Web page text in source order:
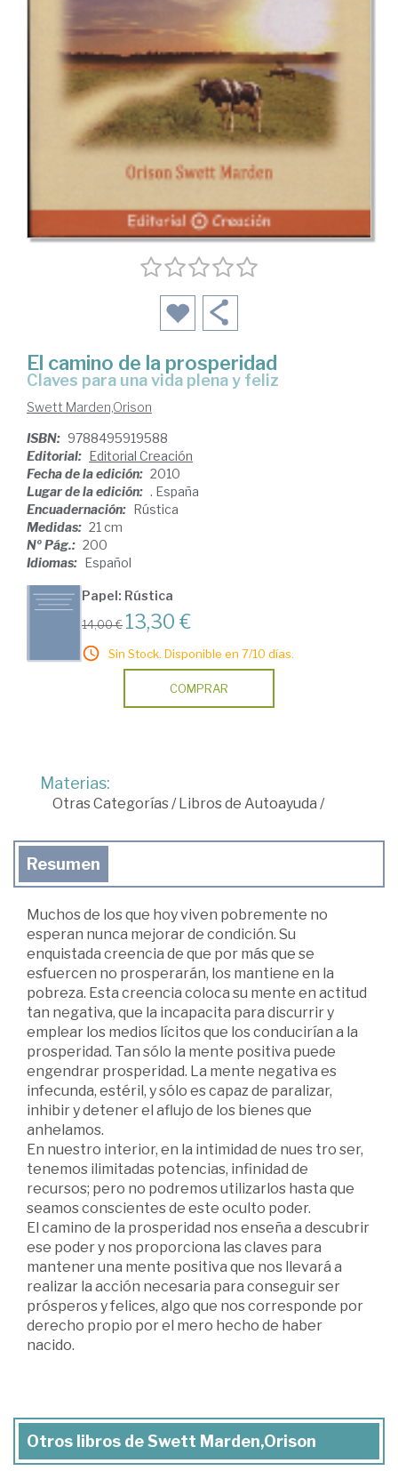
El camino de la prosperidad
claves para una vida plena y feliz
Swett Marden,Orison
ISBN: 9788495919588
Editorial: Editorial Creación
Fecha de la edición: 2010
Lugar de la edición: . España
Encuadernación: Rústica
Medidas: 21 cm
Nº Pág.: 200
Idiomas: Español
Papel: Rústica
14,00 € 13,30 €
Sin Stock. Disponible en 7/10 días.
COMPRAR
Materias:
Otras Categorías/Libros de Autoayuda /
Resumen
Muchos de los que hoy viven pobremente no
esperan nunca mejorar de condición. Su
enquistada creencia de que por más que se
esfuercen no prosperarán, los mantiene en la
pobreza. Esta creencia coloca su mente en actitud
tan negativa, que la incapacita para discurrir y
emplear los medios lícitos que los conducirían a la
prosperidad. Tan sólo la mente positiva puede
engendrar prosperidad. La mente negativa es
infecunda, estéril, y sólo es capaz de paralizar,
inhibir y detener el aflujo de los bienes que
anhelamos.
En nuestro interior, en la intimidad de nues tro ser,
tenemos ilimitadas potencias, infinidad de
recursos; pero no podremos utilizarlos hasta que
seamos conscientes de este oculto poder.
El camino de la prosperidad nos enseña a descubrir
ese poder y nos proporciona las claves para
mantener una mente positiva que nos llevará a
realizar la acción necesaria para conseguir ser
prósperos y felices, algo que nos corresponde por
derecho propio por el mero hecho de haber
nacido.
Otros libros de Swett Marden,Orison